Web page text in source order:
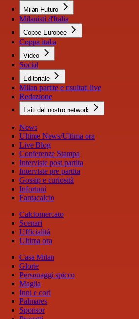
Milan Futuro
Milanisti d'Italia
Coppe Europee
Coppa italia
Video
Social
Editoriale
Milan partite e risultati live
Redazione
I siti del nostro network
News
Ultime News/Ultima ora
Live Blog
Conferenze Stampa
Interviste post partita
Interviste pre partita
Gossip e curiosità
Infortuni
Fantacalcio
Calciomercato
Scenari
Ufficialità
Ultima ora
Casa Milan
Glorie
Personaggi spicco
Maglia
Inni e cori
Palmares
Sponsor